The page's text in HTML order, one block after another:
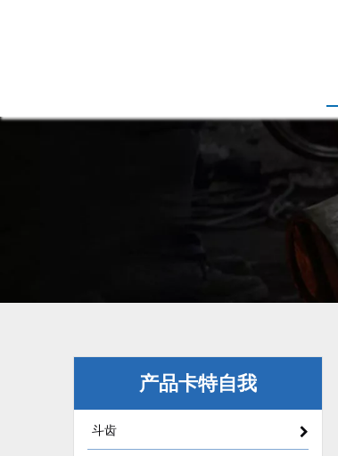
产品卡特自我
斗齿